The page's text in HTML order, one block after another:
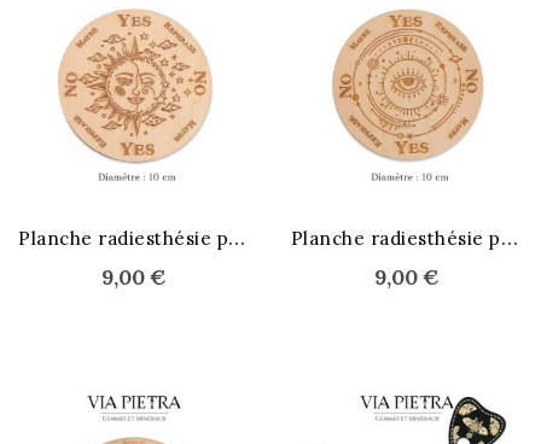
P
lanche radiesthésie pendule
9,00 €
P
lanche radiesthésie pendule
9,00 €